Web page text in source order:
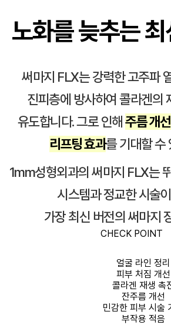
노화를 늦추는
써마지 FLX는 강력한 고주파
진피층에 방사하여 콜라겐의
유도합니다. 그로 인해 주름 개
리프팅 효과를 기대할 수
1mm성형외과의 써마지 FLX는
시스템과 정교한 시술
가장 최신 버전의 써마지
CHECK POINT
얼굴 라인 정리
피부 처짐 개선
콜라겐 재생 촉
잔주름 개선
민감한 피부 시술
부작용 적음